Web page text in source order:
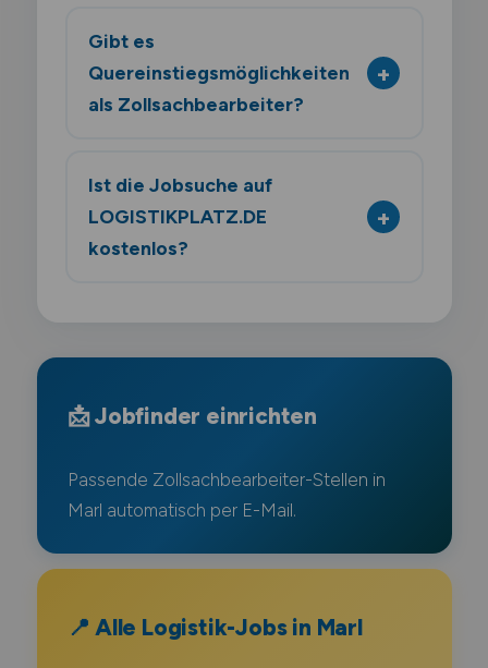
Gibt es
Quereinstiegsmöglichkeiten
als Zollsachbearbeiter?
Ist die Jobsuche auf
LOGISTIKPLATZ.DE
kostenlos?
📩 Jobfinder einrichten
Passende Zollsachbearbeiter-Stellen in
Marl automatisch per E-Mail.
📍 Alle Logistik-Jobs in Marl